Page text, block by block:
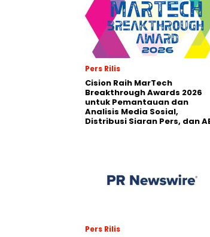
Pers Rilis
Cision Raih MarTech
Breakthrough Awards 2026
untuk Pemantauan dan
Analisis Media Sosial,
Distribusi Siaran Pers, dan
Pers Rilis